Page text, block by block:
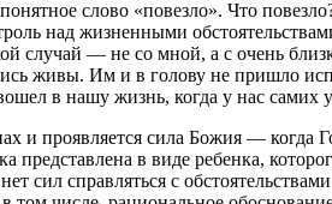
слово «повезло». Что
над жизненными
случай — не со мной, а с очень
живы. Им и в голову не пришло
в нашу жизнь, когда у нас самих
и проявляется сила Божия — когда
представлена в виде ребенка,
нет сил справляться с